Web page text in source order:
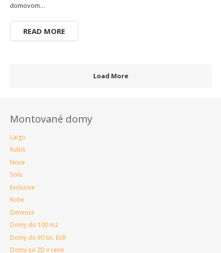
domovom…
READ MORE
Load More
Montované domy
Largo
Kubis
Nova
Solo
Exclusive
Rohe
Dimenze
Domy do 100 m2
Domy do 90 tis. EUR
Domy so ZD v cene